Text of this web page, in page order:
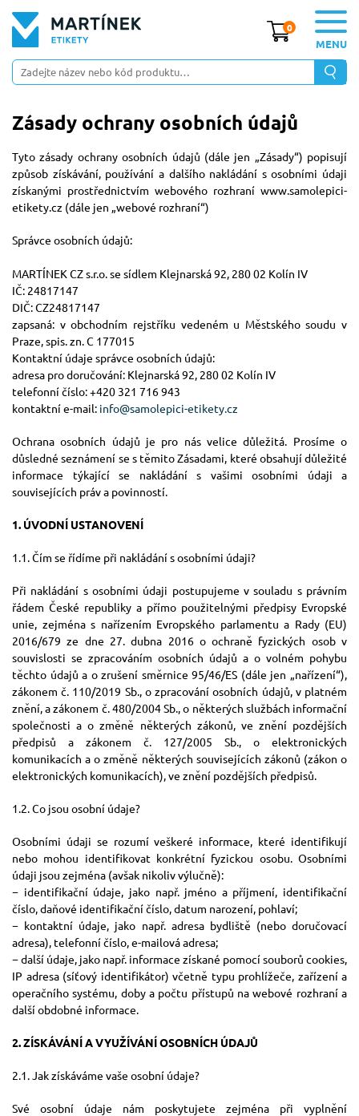
0
MENU
Zásady ochrany osobních údajů
Tyto zásady ochrany osobních údajů (dále jen „Zásady“) popisují
způsob získávání, používání a dalšího nakládání s osobními údaji
získanými prostřednictvím webového rozhraní www.samolepici-
etikety.cz (dále jen „webové rozhraní“)
Správce osobních údajů:
MARTÍNEK CZ s.r.o. se sídlem Klejnarská 92, 280 02 Kolín IV
IČ: 24817147
DIČ: CZ24817147
zapsaná: v obchodním rejstříku vedeném u Městského soudu v
Praze, spis. zn. C 177015
Kontaktní údaje správce osobních údajů:
adresa pro doručování: Klejnarská 92, 280 02 Kolín IV
telefonní číslo: +420 321 716 943
kontaktní e-mail: info@samolepici-etikety.cz
Ochrana osobních údajů je pro nás velice důležitá. Prosíme o
důsledné seznámení se s těmito Zásadami, které obsahují důležité
informace týkající se nakládání s vašimi osobními údaji a
souvisejících práv a povinností.
1. ÚVODNÍ USTANOVENÍ
1.1. Čím se řídíme při nakládání s osobními údaji?
Při nakládání s osobními údaji postupujeme v souladu s právním
řádem České republiky a přímo použitelnými předpisy Evropské
unie, zejména s nařízením Evropského parlamentu a Rady (EU)
2016/679 ze dne 27. dubna 2016 o ochraně fyzických osob v
souvislosti se zpracováním osobních údajů a o volném pohybu
těchto údajů a o zrušení směrnice 95/46/ES (dále jen „nařízení“),
zákonem č. 110/2019 Sb., o zpracování osobních údajů, v platném
znění, a zákonem č. 480/2004 Sb., o některých službách informační
společnosti a o změně některých zákonů, ve znění pozdějších
předpisů a zákonem č. 127/2005 Sb., o elektronických
komunikacích a o změně některých souvisejících zákonů (zákon o
elektronických komunikacích), ve znění pozdějších předpisů.
1.2. Co jsou osobní údaje?
Osobními údaji se rozumí veškeré informace, které identifikují
nebo mohou identifikovat konkrétní fyzickou osobu. Osobními
údaji jsou zejména (avšak nikoliv výlučně):
− identifikační údaje, jako např. jméno a příjmení, identifikační
číslo, daňové identifikační číslo, datum narození, pohlaví;
− kontaktní údaje, jako např. adresa bydliště (nebo doručovací
adresa), telefonní číslo, e-mailová adresa;
− další údaje, jako např. informace získané pomocí souborů cookies,
IP adresa (síťový identifikátor) včetně typu prohlížeče, zařízení a
operačního systému, doby a počtu přístupů na webové rozhraní a
další obdobné informace.
2. ZÍSKÁVÁNÍ A VYUŽÍVÁNÍ OSOBNÍCH ÚDAJŮ
2.1. Jak získáváme vaše osobní údaje?
Své osobní údaje nám poskytujete zejména při vyplnění